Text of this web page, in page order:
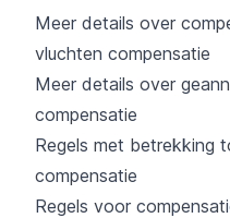
Meer details over
vluchten compensatie
Meer details over
compensatie
Regels met betrekking
compensatie
Regels voor